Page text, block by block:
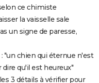
ce chimiste
la vaisselle sale
un signe de paresse,
"un chien qui éternue n'est
dire qu'il est heureux"
3 détails à vérifier pour